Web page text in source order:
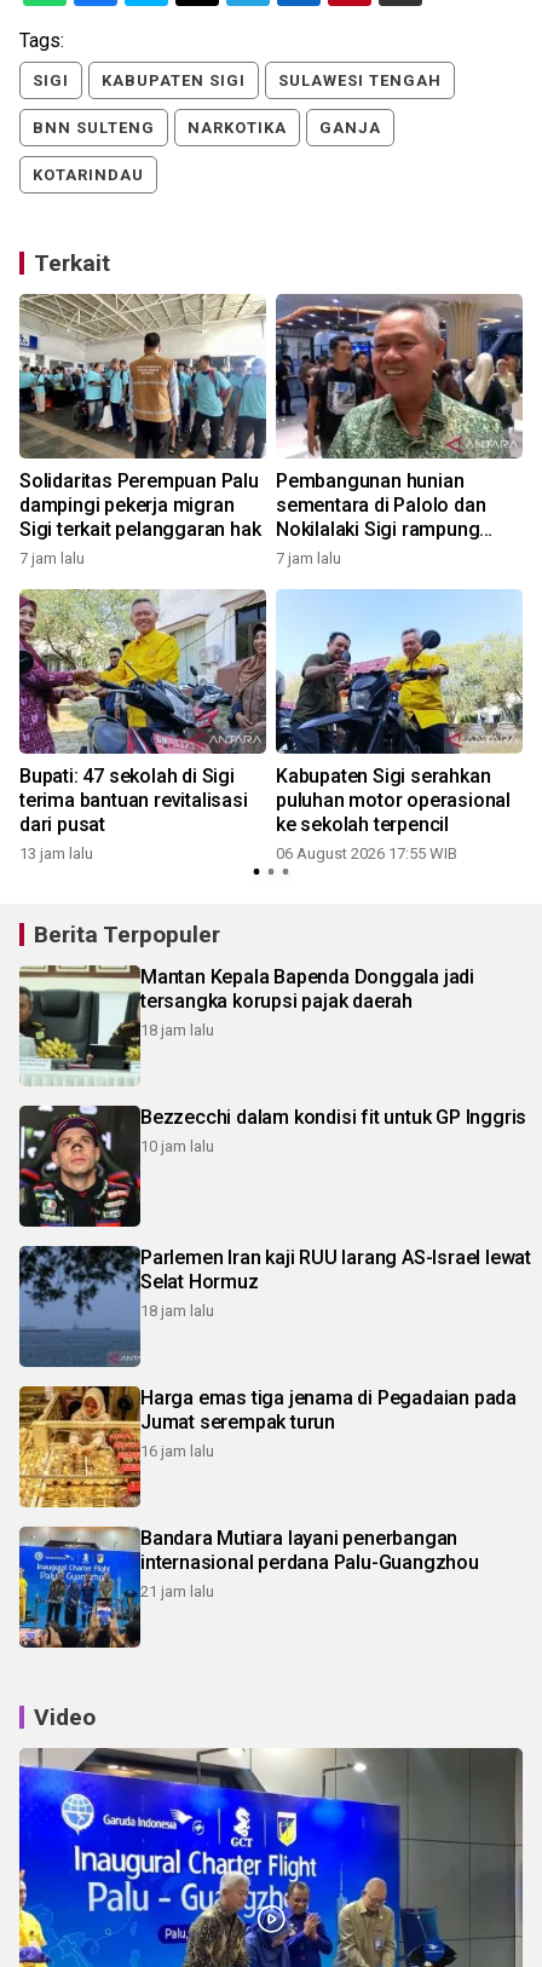
Tags:
SIGI KABUPATEN SIGI SULAWESI TENGAH
BNN SULTENG NARKOTIKA GANJA
KOTARINDAU
Terkait
Solidaritas Perempuan Palu
dampingi pekerja migran
Sigi terkait pelanggaran hak
7 jam lalu
Pembangunan hunian
sementara di Palolo dan
Nokilalaki Sigi rampung
September
7 jam lalu
Bupati: 47 sekolah di Sigi
terima bantuan revitalisasi
dari pusat
13 jam lalu
Kabupaten Sigi serahkan
puluhan motor operasional
ke sekolah terpencil
06 August 2026 17:55 WIB
Berita Terpopuler
Mantan Kepala Bapenda Donggala jadi
tersangka korupsi pajak daerah
18 jam lalu
Bezzecchi dalam kondisi fit untuk GP Inggris
10 jam lalu
Parlemen Iran kaji RUU larang AS-Israel lewat
Selat Hormuz
18 jam lalu
Harga emas tiga jenama di Pegadaian pada
Jumat serempak turun
16 jam lalu
Bandara Mutiara layani penerbangan
internasional perdana Palu-Guangzhou
21 jam lalu
Video